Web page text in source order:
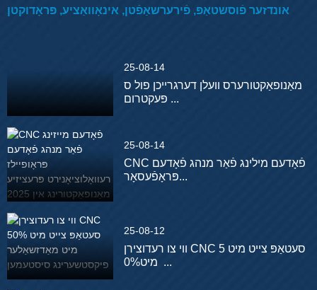
אונדזער פֿוסשטאַפּ, פֿירערשאַפֿטן, אינאָוואַציע, פּראָדוקטן
25-08-14
מאַנופאַקטורערס וועלן דערגרייכן פול ס
פּעקטרום ...
25-08-14
CNC פֿאָדעם מילינג פֿאַר מנהג פֿאָדעם
פּראָפֿעסאָר...
25-08-12
ווי צו רעדוצירן CNC סעטאַפּ צייט מיט 5
0% מיט ...